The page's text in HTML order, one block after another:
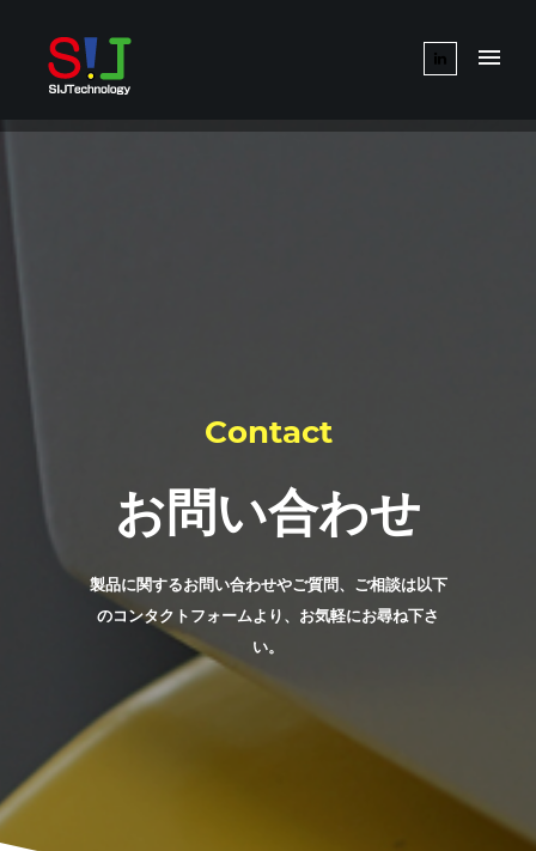
Contact
お問い合わせ
製品に関するお問い合わせやご質問、ご相談は以下
のコンタクトフォームより、お気軽にお尋ね下さ
い。